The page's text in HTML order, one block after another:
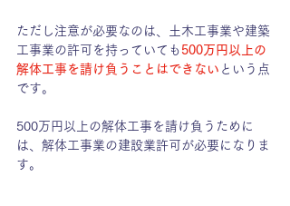
ただし注意が必要なのは、土木工事業や建築
工事業の許可を持っていても 500万円以上の
解体工事を請け負うことはできない という点
です。
500万円以上の解体工事を請け負うために
は、解体工事業の建設業許可が必要になりま
す。